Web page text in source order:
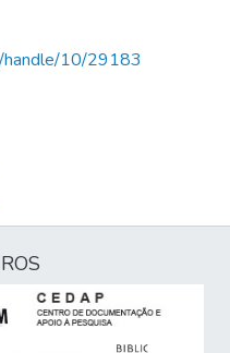
handle/10/29183